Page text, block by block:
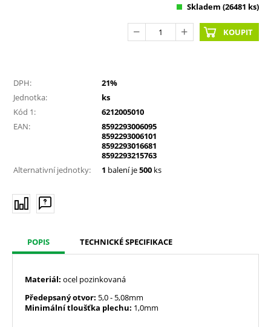
Skladem (26481 ks)
KOUPIT
DPH:
21%
Jednotka:
ks
Kód 1:
6212005010
EAN:
8592293006095
8592293006101
8592293016681
8592293215763
Alternativní jednotky:
1 balení je500 ks
POPIS TECHNICKÉ SPECIFIKACE
Materiál: ocel pozinkovaná
Předepsaný otvor: 5,0- 5,08mm
Minimální tloušťka plechu: 1,0mm